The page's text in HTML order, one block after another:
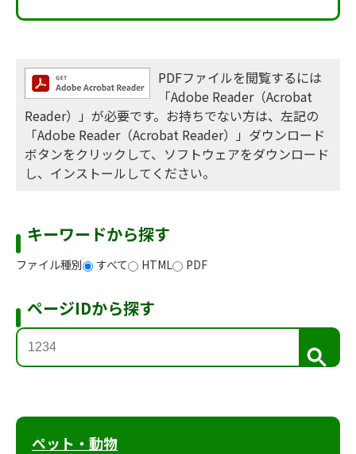
PDFファイルを閲覧するには
「Adobe Reader（Acrobat
Reader）」が必要です。お持ちでない方は、左記の
「Adobe Reader（Acrobat Reader）」ダウンロード
ボタンをクリックして、ソフトウェアをダウンロード
し、インストールしてください。
キーワードから探す
ファイル種別 すべて HTML PDF
ページIDから探す
検
索
ペット・動物